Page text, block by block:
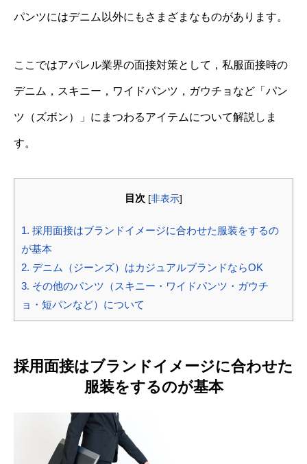
パンツにはデニム以外にもさまざまなものがあります。
ここではアパレル業界の面接対策として，私服面接時の
デニム，スキニー，ワイドパンツ，ガウチョなど「パン
ツ（ズボン）」にまつわるアイテムについて解説しま
す。
目次 [非表示]
1. 採用面接はブランドイメージに合わせた服装をするの
が基本
2. デニム（ジーンズ）はカジュアルブランドならOK
3. その他のパンツ（スキニー・ワイドパンツ・ガウチ
ョ・短パンなど）について
採用面接はブランドイメージに合わせた
服装をするのが基本